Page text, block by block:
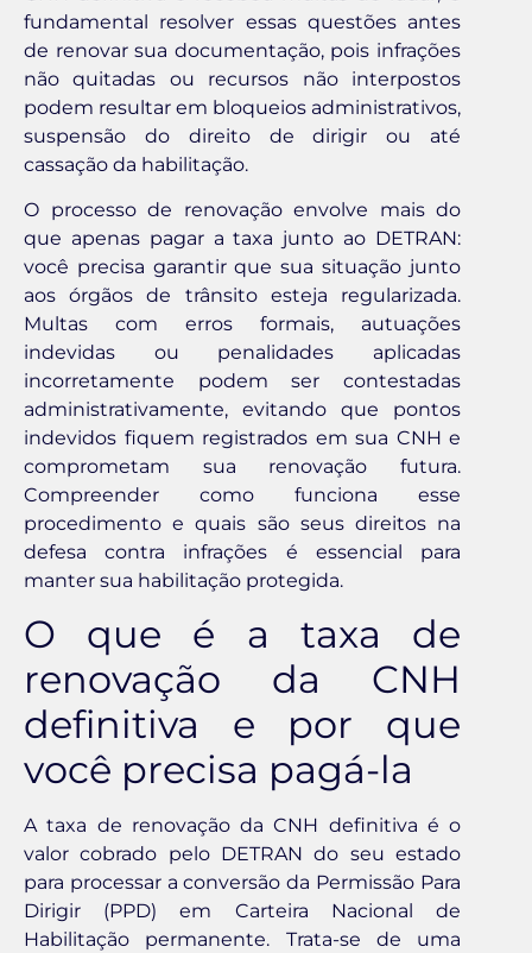
fundamental resolver essas questões antes
de renovar sua documentação, pois infrações
não quitadas ou recursos não interpostos
podem resultar em bloqueios administrativos,
suspensão do direito de dirigir ou até
cassação da habilitação.
O processo de renovação envolve mais do
que apenas pagar a taxa junto ao DETRAN:
você precisa garantir que sua situação junto
aos órgãos de trânsito esteja regularizada.
Multas com erros formais, autuações
indevidas ou penalidades aplicadas
incorretamente podem ser contestadas
administrativamente, evitando que pontos
indevidos fiquem registrados em sua CNH e
comprometam sua renovação futura.
Compreender como funciona esse
procedimento e quais são seus direitos na
defesa contra infrações é essencial para
manter sua habilitação protegida.
O que é a taxa de
renovação da CNH
definitiva e por que
você precisa pagá-la
A taxa de renovação da CNH definitiva é o
valor cobrado pelo DETRAN do seu estado
para processar a conversão da Permissão Para
Dirigir (PPD) em Carteira Nacional de
Habilitação permanente. Trata-se de uma